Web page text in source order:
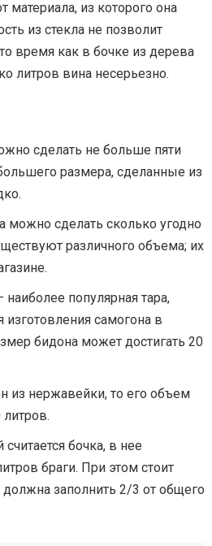
материала, из которого она
из стекла не позволит
время как в бочке из дерева
литров вина несерьезно.
сделать не больше пяти
размера, сделанные из
можно сделать сколько угодно
различного объема; их
популярная тара,
самогона в
бидона может достигать 20
из нержавейки, то его объем
бочка, в нее
браги. При этом стоит
должна заполнить 2/3 от общего